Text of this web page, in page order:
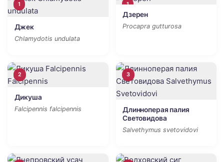
1
Джек
Chlamydotis undulata
1
Дзерен
Procapra gutturosa
2
Дикуша
Falcipennis falcipennis
3
Длинноперая палия
Световидова
Salvethymus svetovidovi